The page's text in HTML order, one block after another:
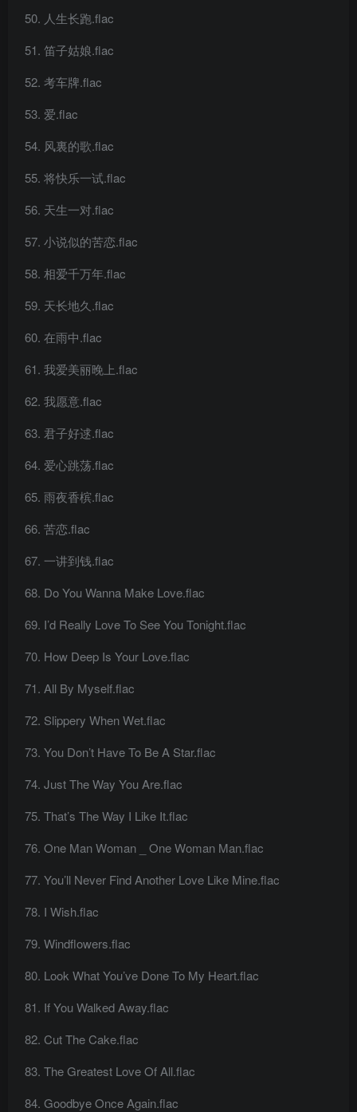
人生长跑.flac
笛子姑娘.flac
考车牌.flac
爱.flac
风裏的歌.flac
将快乐一试.flac
天生一对.flac
小说似的苦恋.flac
相爱千万年.flac
天长地久.flac
在雨中.flac
我爱美丽晚上.flac
我愿意.flac
君子好逑.flac
爱心跳荡.flac
雨夜香槟.flac
苦恋.flac
一讲到钱.flac
Do You Wanna Make Love.flac
I’d Really Love To See You Tonight.flac
How Deep Is Your Love.flac
All By Myself.flac
Slippery When Wet.flac
You Don’t Have To Be A Star.flac
Just The Way You Are.flac
That’s The Way I Like It.flac
One Man Woman _ One Woman Man.flac
You’ll Never Find Another Love Like Mine.flac
I Wish.flac
Windflowers.flac
Look What You’ve Done To My Heart.flac
If You Walked Away.flac
Cut The Cake.flac
The Greatest Love Of All.flac
Goodbye Once Again.flac